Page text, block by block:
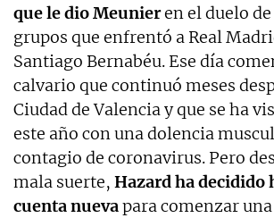
que le dio Meunieren el duelo de
grupos que enfrentó a Real
Santiago Bernabéu. Ese día
calvario que continuó meses
Ciudad de Valencia y que se ha
este año con una dolencia
contagio de coronavirus. Pero
mala suerte, Hazard ha decidido
cuenta nuevapara comenzar